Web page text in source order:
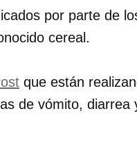
por parte de
cereal.
que están
de vómito, diarrea